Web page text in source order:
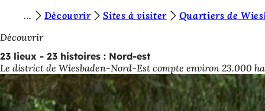
Accéder au contenu
o
u
s
ê
Découvrir Sites à visiter
Quartiers de
Découvrir
23 lieux - 23 histoires : Nord-est
Le district de Wiesbaden-Nord-Est compte environ 23.000